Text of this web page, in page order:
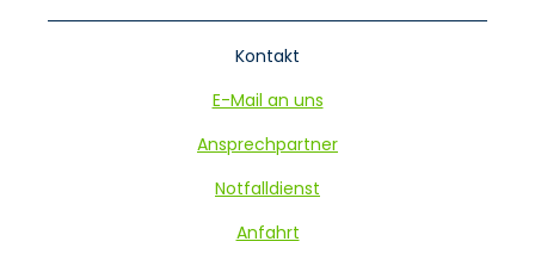
Kontakt
E-Mail an uns
Ansprechpartner
Notfalldienst
Anfahrt